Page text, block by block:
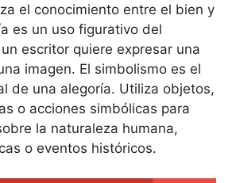
el conocimiento entre el bien y
es un uso figurativo del
escritor quiere expresar una
imagen. El simbolismo es el
de una alegoría. Utiliza objetos,
o acciones simbólicas para
la naturaleza humana,
o eventos históricos.